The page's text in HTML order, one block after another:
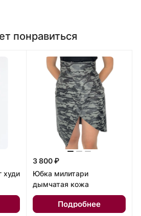
понравиться
худи
3 800 ₽
Юбка милитари
дымчатая кожа
Подробнее